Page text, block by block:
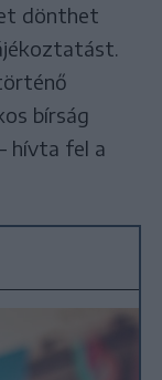
dönthet
bírság
hívta fel a